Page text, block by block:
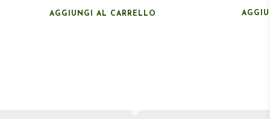
AGGIUNGI AL CARRELLO